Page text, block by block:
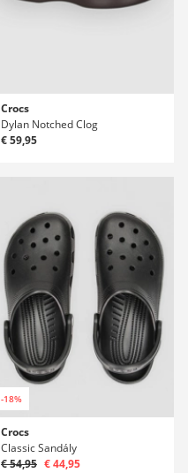
Crocs
Dylan Notched Clog
€ 59,95
-18%
Crocs
Classic Sandály
€ 54,95 € 44,95